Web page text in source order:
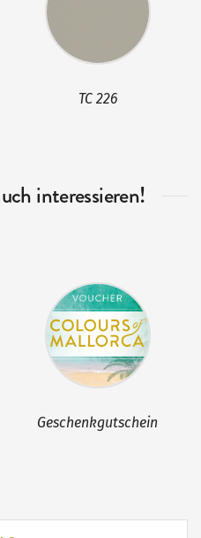
TC 226
interessieren!
Geschenkgutschein